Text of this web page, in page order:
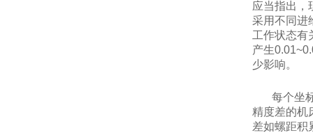
应当指出，
采用不同进
工作状态有
产生
少影响。
每个坐标
精度差的机
差如螺距积